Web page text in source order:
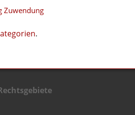
Zuwendung
.